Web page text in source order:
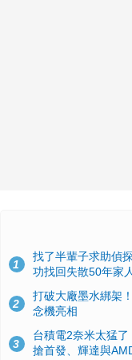
1
找了半輩子求助偵
功找回失散50年家人
2
打破大廠墨水綁架
念機亮相
3
台積電2奈米太猛
搶首發、輝達與